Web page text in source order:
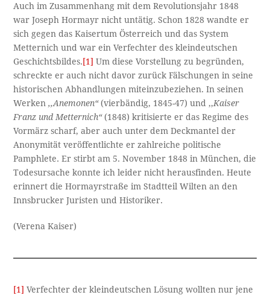
Auch im Zusammenhang mit dem Revolutionsjahr 1848
war Joseph Hormayr nicht untätig. Schon 1828 wandte er
sich gegen das Kaisertum Österreich und das System
Metternich und war ein Verfechter des kleindeutschen
Geschichtsbildes.[1] Um diese Vorstellung zu begründen,
schreckte er auch nicht davor zurück Fälschungen in seine
historischen Abhandlungen miteinzubeziehen. In seinen
Werken,,Anemonen“(vierbändig, 1845-47) und ,,Kaiser
Franz und Metternich“(1848) kritisierte er das Regime des
Vormärz scharf, aber auch unter dem Deckmantel der
Anonymität veröffentlichte er zahlreiche politische
Pamphlete. Er stirbt am 5. November 1848 in München, die
Todesursache konnte ich leider nicht herausfinden. Heute
erinnert die Hormayrstraße im Stadtteil Wilten an den
Innsbrucker Juristen und Historiker.
(Verena Kaiser)
[1] Verfechter der kleindeutschen Lösung wollten nur jene